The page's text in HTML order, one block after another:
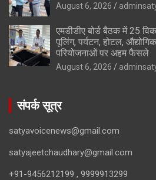
August 6, 2026
एमडीडीए बोर्ड बैठक में 25
पूलिंग, पर्यटन, होटल,
परियोजनाओं पर अहम फैसले
August 6, 2026
संपर्क सूत्र
satyavoicenews@gmail.com
satyajeetchaudhary@gmail.com
+91-9456212199 , 9999913299